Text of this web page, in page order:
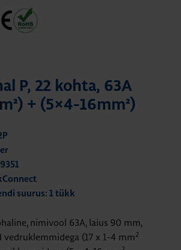
P, 22 kohta, 63A
+ (5×4-16mm²)
suurus: 1 tükk
nimivool 63A, laius 90 mm,
vedruklemmidega (17 x 1-4 mm2